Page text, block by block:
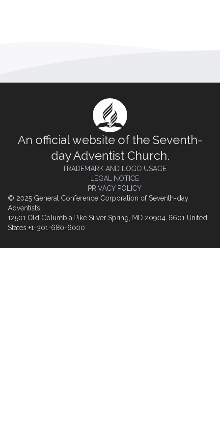
An official website of the Seventh-
day Adventist Church.
TRADEMARK AND LOGO USAGE
LEGAL NOTICE
PRIVACY POLICY
© 2025 General Conference Corporation of Seventh-day
Adventists
12501 Old Columbia Pike Silver Spring, MD 20904-6601 United
States +1-301-680-6000